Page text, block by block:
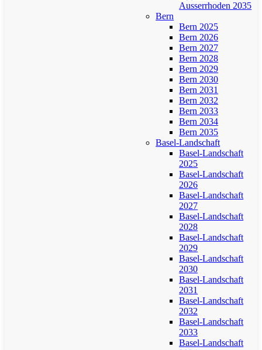
Ausserrhoden 2035
Bern
Bern 2025
Bern 2026
Bern 2027
Bern 2028
Bern 2029
Bern 2030
Bern 2031
Bern 2032
Bern 2033
Bern 2034
Bern 2035
Basel-Landschaft
Basel-Landschaft
2025
Basel-Landschaft
2026
Basel-Landschaft
2027
Basel-Landschaft
2028
Basel-Landschaft
2029
Basel-Landschaft
2030
Basel-Landschaft
2031
Basel-Landschaft
2032
Basel-Landschaft
2033
Basel-Landschaft